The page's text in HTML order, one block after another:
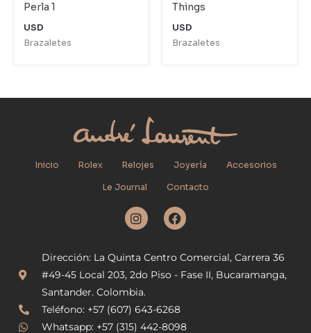
Perla 1
USD
Brazaletes
Things
USD
Brazaletes
Inicio Rolex Relojes Joyería
Accesorios
Le Journal
Contacto
I
n
a
g
r
a
m
F
a
b
o
Dirección: La Quinta Centro Comercial, Carrera 36
#49-45 Local 203, 2do Piso - Fase II, Bucaramanga,
Santander. Colombia.
Teléfono: +57 (607) 643-6268
Whatsapp: +57 (315) 442-8098